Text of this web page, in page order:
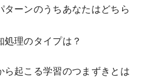
ーンのうちあなたはどちら
理のタイプは？
起こる学習のつまずきとは